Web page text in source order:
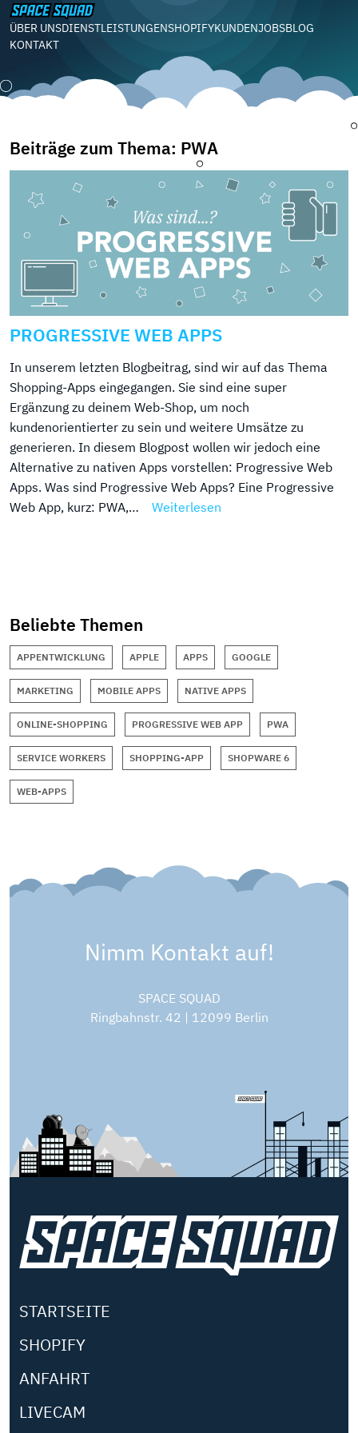
ÜBER UNSDIENSTLEISTUNGENSHOPIFYKUNDENJOBSBLOG
KONTAKT
Beiträge zum Thema: PWA
PROGRESSIVE WEB APPS
In unserem letzten Blogbeitrag, sind wir auf das Thema
Shopping-Apps eingegangen. Sie sind eine super
Ergänzung zu deinem Web-Shop, um noch
kundenorientierter zu sein und weitere Umsätze zu
generieren. In diesem Blogpost wollen wir jedoch eine
Alternative zu nativen Apps vorstellen: Progressive Web
Apps. Was sind Progressive Web Apps? Eine Progressive
Web App, kurz: PWA,…
Weiterlesen
Beliebte Themen
APPENTWICKLUNG APPLE APPS GOOGLE
MARKETING MOBILE APPS NATIVE APPS
ONLINE-SHOPPING PROGRESSIVE WEB APP PWA
SERVICE WORKERS SHOPPING-APP SHOPWARE 6
WEB-APPS
Nimm Kontakt auf!
SPACE SQUAD
Ringbahnstr. 42 | 12099 Berlin
STARTSEITE
SHOPIFY
ANFAHRT
LIVECAM